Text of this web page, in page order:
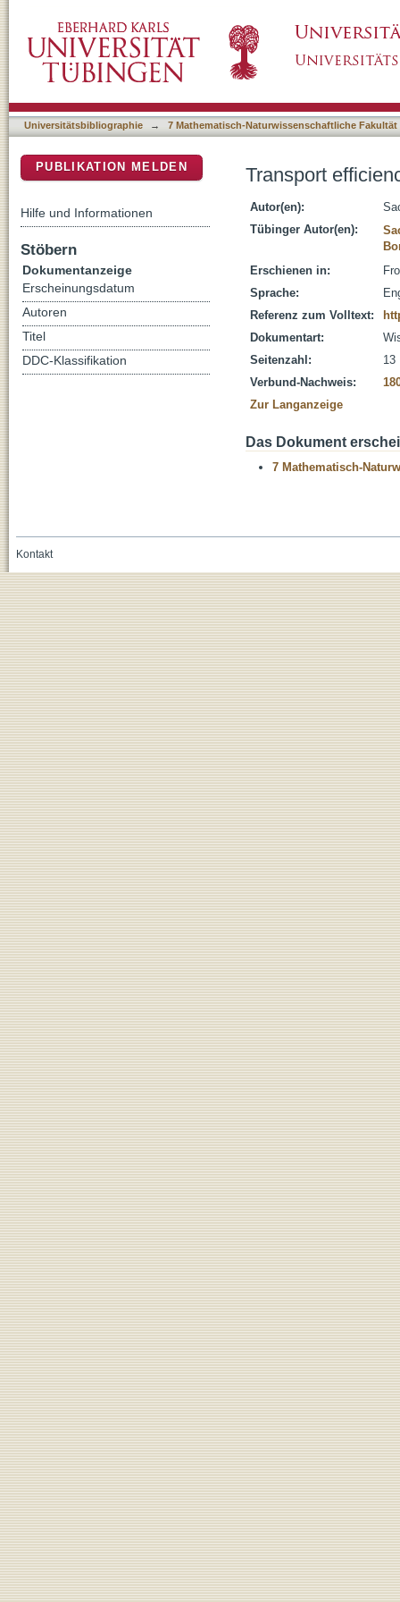
Universitätsbibliographie → 7 Mathematisch-Naturwissenschaftliche Fakultät
Transport
Autor(en):
Tübinger Autor(en):
Erschienen in:
Sprache:
Referenz zum Volltext:
Dokumentart:
Seitenzahl:
13
Verbund-Nachweis:
Zur Langanzeige
Das Dokument
7 Mathematisch-
PUBLIKATION MELDEN
Hilfe und Informationen
Stöbern
Dokumentanzeige
Erscheinungsdatum
Autoren
Titel
DDC-Klassifikation
Kontakt